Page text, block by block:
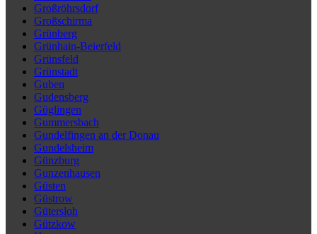
Großröhrsdorf
Großschirma
Grünberg
Grünhain-Beierfeld
Grünsfeld
Grünstadt
Guben
Gudensberg
Güglingen
Gummersbach
Gundelfingen an der Donau
Gundelsheim
Günzburg
Gunzenhausen
Güsten
Güstrow
Gütersloh
Gützkow